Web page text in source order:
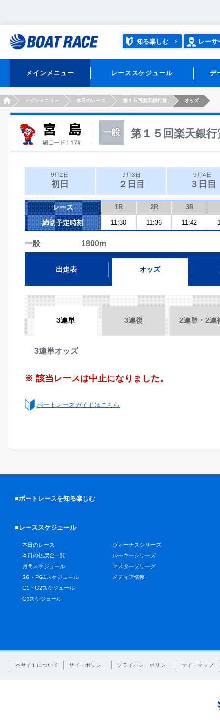
知る楽しむ レーサ
メインメニュー レーススケジュール デ
HOMEメインメニュー 本日のレース 第１５回楽天銀行賞 オッズ
第１５回楽天銀行
9月2日
初日
9月3日
２日目
9月4日
３日目
レース 1R 2R 3R
締切予定時刻 11:30 11:36 11:42
一般 1800m
出走表 オッズ
3連単 3連複 2連単・2連
3連単オッズ
※ 該当レースは中止になりました。
ボートレースガイドはこちら
■ボートレースを知る楽しむ
■レーススケジュール
本日のレース
本日の払戻金一覧
月間スケジュール
SG・PG1スケジュール
G1・G2スケジュール
G3スケジュール
ヴィーナスシリーズ
ルーキーシリーズ
マスターズリーグ
メディア情報
本サイトについて サイトポリシー プライバシーポリシー サイトマップ